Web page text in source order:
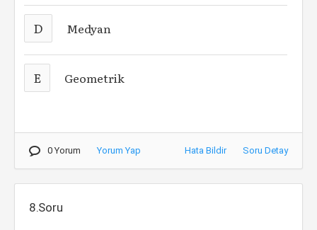
D Medyan
E Geometrik
0 Yorum Yorum Yap Hata Bildir Soru Detay
8.Soru